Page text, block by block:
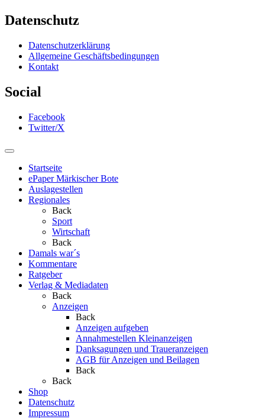
Datenschutz
Datenschutzerklärung
Allgemeine Geschäftsbedingungen
Kontakt
Social
Facebook
Twitter/X
Startseite
ePaper Märkischer Bote
Auslagestellen
Regionales
Back
Sport
Wirtschaft
Back
Damals war´s
Kommentare
Ratgeber
Verlag & Mediadaten
Back
Anzeigen
Back
Anzeigen aufgeben
Annahmestellen Kleinanzeigen
Danksagungen und Traueranzeigen
AGB für Anzeigen und Beilagen
Back
Back
Shop
Datenschutz
Impressum